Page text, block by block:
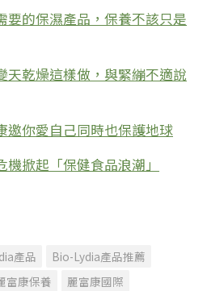
要的保濕產品，保養不該只是
天乾燥這樣做，與緊繃不適說
邀你愛自己同時也保護地球
掀起「保健食品浪潮」
產品
Bio-Lydia產品推薦
富康保養 麗富康國際